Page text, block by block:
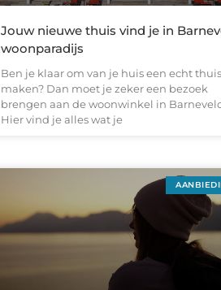
Jouw nieuwe thuis vind je in
woonparadijs
Ben je klaar om van je huis een echt
maken? Dan moet je zeker een bezoek
brengen aan de woonwinkel in
Hier vind je alles wat je